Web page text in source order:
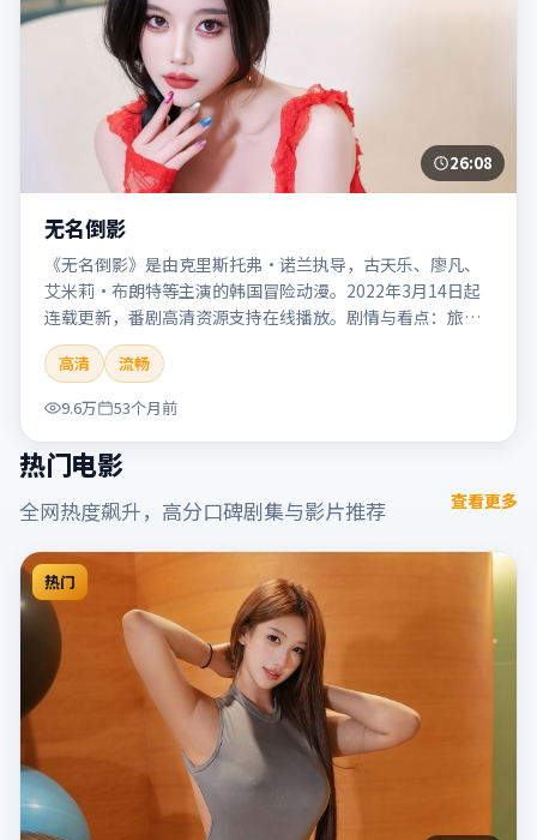
26:08
无名倒影
《无名倒影》是由克里斯托弗·诺兰执导，古天乐、廖凡、
艾米莉·布朗特等主演的韩国冒险动漫。2022年3月14日起
连载更新，番剧高清资源支持在线播放。剧情与看点：旅程
险象环生，奇观与友情并行，带来沉浸式探险体验。本片适
合检索「无名倒影」「克里斯托弗·诺兰」「冒险」「韩
国」「2022」「2022-03-14上映」等关键词的影迷阅读简介
与主创信息。
高清
流畅
9.6万
53个月前
热门电影
全网热度飙升，高分口碑剧集与影片推荐 查看更多
热门